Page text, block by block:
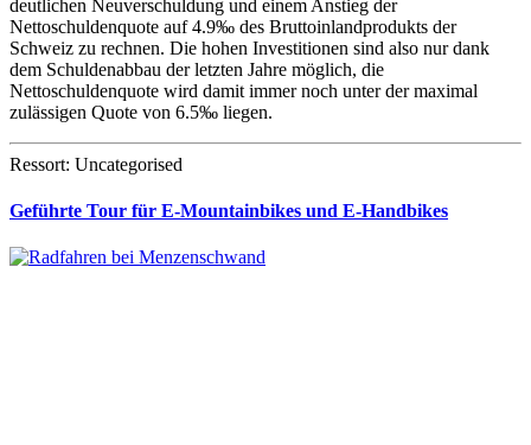
deutlichen Neuverschuldung und einem Anstieg der
Nettoschuldenquote auf 4.9‰ des Bruttoinlandprodukts der
Schweiz zu rechnen. Die hohen Investitionen sind also nur dank
dem Schuldenabbau der letzten Jahre möglich, die
Nettoschuldenquote wird damit immer noch unter der maximal
zulässigen Quote von 6.5‰ liegen.
Ressort: Uncategorised
Geführte Tour für E-Mountainbikes und E-Handbikes